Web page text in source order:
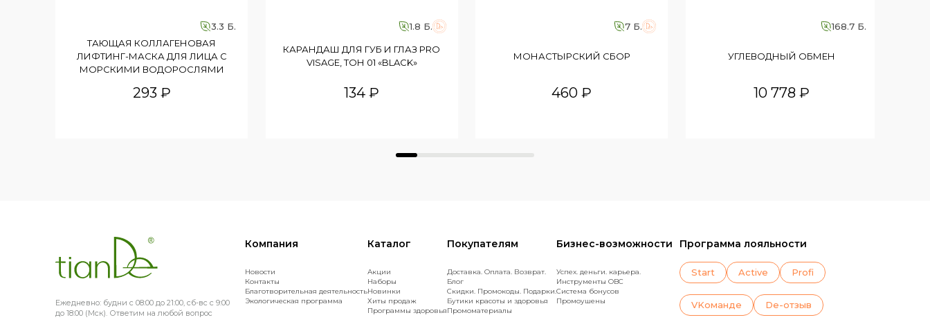
3.3 Б.
ТАЮЩАЯ КОЛЛАГЕНОВАЯ
ЛИФТИНГ-МАСКА ДЛЯ ЛИЦА С
МОРСКИМИ ВОДОРОСЛЯМИ
293 ₽
1.8 Б.
КАРАНДАШ ДЛЯ ГУБ И ГЛАЗ PRO
VISAGE, ТОН 01 «BLACK»
134 ₽
7 Б.
МОНАСТЫРСКИЙ СБОР
460 ₽
168.7 Б.
УГЛЕВОДНЫЙ ОБМЕН
10 778 ₽
Ежедневно: будни с 08:00 до 21:00, сб-вс с 9:00
до 18:00 (Мск). Ответим на любой вопрос
Компания
Новости
Контакты
Благотворительная деятельность
Экологическая программа
Каталог
Акции
Наборы
Новинки
Хиты продаж
Программы здоровья
Покупателям
Доставка. Оплата. Возврат.
Блог
Скидки. Промокоды. Подарки.
Бутики красоты и здоровья
Промоматериалы
Бизнес-возможности
Успех. деньги. карьера.
Инструменты OBC
Cистема бонусов
Промоушены
Программа лояльности
Start Active Profi
VKoманде De-отзыв